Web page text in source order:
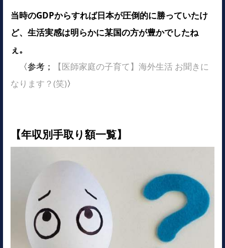
当時のGDPからすれば日本が圧倒的に勝っていたけ
ど、生活実感は明らかに某国の方が豊かでしたね
ぇ。
〈参考；
【医師家庭の子育て】海外生活 お聞きに
なります？(笑)〉
【年収別手取り額一覧】